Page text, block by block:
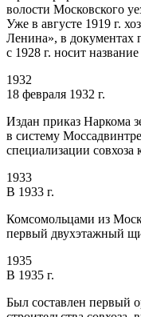
волости Московского
Уже в августе 1919 г.
Ленина», в документах
с 1928 г. носит
1932
18 февраля 1932 г.
Издан приказ Наркома
в систему
специализации совхоза
1933
В 1933 г.
Комсомольцами из
первый двухэтажный
1935
В 1935 г.
Был составлен первый